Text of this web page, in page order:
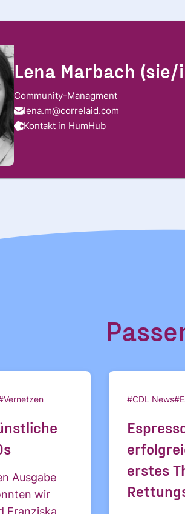
AKZEPTIEREN
Lena Marbach (sie/
Community-Managment
lena.m@correlaid.com
Kontakt in HumHub
Ausgabe
wir
Franziska
#CDL News
erstes